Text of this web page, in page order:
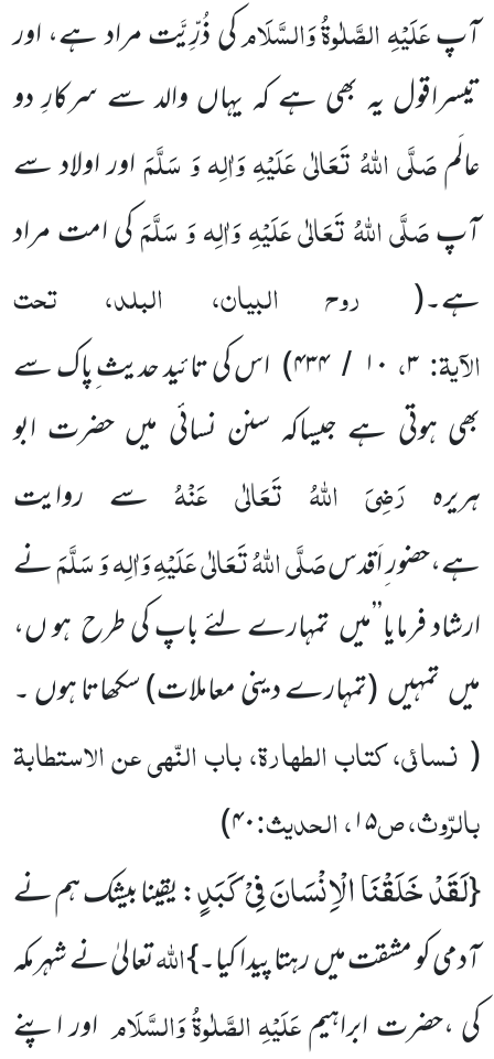
آپعَلَیْہِالصَّلٰوۃُوَالسَّلَامکی ذُرِّیَّت مراد ہے، اور
تیسراقول یہ بھی ہے کہ یہاں والد سے سرکارِ دو
عالَمصَلَّی اللّٰہُ تَعَالٰی عَلَیْہِ وَاٰلِہ وَ سَلَّمَاور اولاد سے
آپصَلَّی اللّٰہُ تَعَالٰی عَلَیْہِ وَاٰلِہ وَ سَلَّمَکی امت مراد
ہے۔(
روح البیان، البلد، تحت
الآیۃ: ۳، ۱۰ /۴۳۴) اس کی تائید حدیث ِپاک سے
بھی ہوتی ہے جیساکہ سنن نسائی میں حضرت ابو
ہریرہ رَضِیَ اللّٰہُ تَعَالٰی عَنْہُ سے روایت
ہے،حضور ِاَقدسصَلَّی اللّٰہُ تَعَالٰی عَلَیْہِ وَاٰلِہ وَ سَلَّمَنے
ارشاد فرمایا’’میں تمہارے لئے باپ کی طرح ہو ں،
میں تمہیں(تمہارے دینی معاملات)سکھاتا ہوں ۔
( نسائی، کتاب الطہارۃ، باب النّہی عن الاستطابۃ
بالرّوث، ص۱۵، الحدیث:۴۰)
{لَقَدْ خَلَقْنَا الْاِنْسَانَ فِیْ كَبَدٍ: یقینا بیشک ہم نے
آدمی کو مشقت میں رہتا پیدا کیا۔}اللّٰہتعالیٰ نے شہر مکہ
کی ،حضرت ابراہیمعَلَیْہِالصَّلٰوۃُوَالسَّلَام اور اپنے